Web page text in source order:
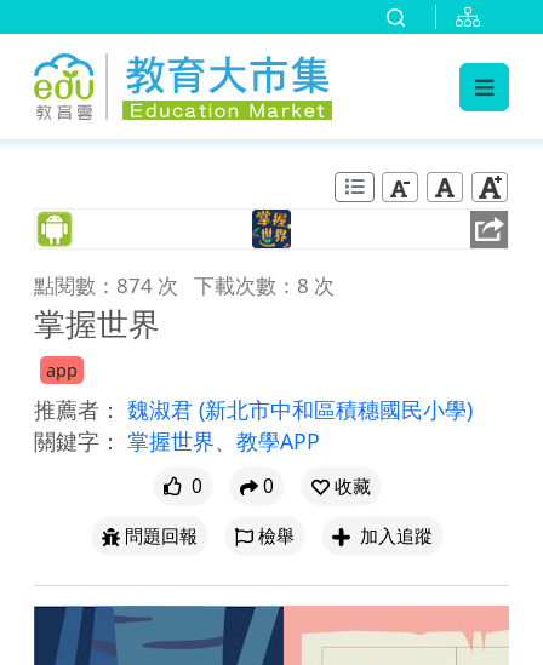
點閱數：874 次 下載次數：8 次
掌握世界
app
推薦者： 魏淑君 (新北市中和區積穗國民小學)
關鍵字： 掌握世界、 教學APP
0 0
收藏
問題回報
檢舉 加入追蹤